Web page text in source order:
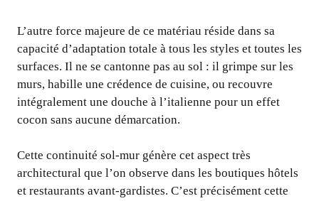
L’autre force majeure de ce matériau réside dans sa
capacité d’adaptation totale à tous les styles et toutes les
surfaces. Il ne se cantonne pas au sol : il grimpe sur les
murs, habille une crédence de cuisine, ou recouvre
intégralement une douche à l’italienne pour un effet
cocon sans aucune démarcation.
Cette continuité sol-mur génère cet aspect très
architectural que l’on observe dans les boutiques hôtels
et restaurants avant-gardistes. C’est précisément cette